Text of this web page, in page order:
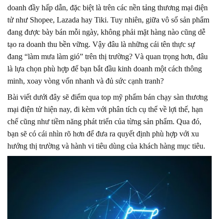
doanh đầy hấp dẫn, đặc biệt là trên các nền tảng thương mại điện
tử như Shopee, Lazada hay Tiki. Tuy nhiên, giữa vô số sản phẩm
đang được bày bán mỗi ngày, không phải mặt hàng nào cũng dễ
tạo ra doanh thu bền vững. Vậy đâu là những cái tên thực sự
đang “làm mưa làm gió” trên thị trường? Và quan trọng hơn, đâu
là lựa chọn phù hợp để bạn bắt đầu kinh doanh một cách thông
minh, xoay vòng vốn nhanh và đủ sức cạnh tranh?
Bài viết dưới đây sẽ điểm qua top mỹ phẩm bán chạy sàn thương
mại điện tử hiện nay, đi kèm với phân tích cụ thể về lợi thế, hạn
chế cũng như tiềm năng phát triển của từng sản phẩm. Qua đó,
bạn sẽ có cái nhìn rõ hơn để đưa ra quyết định phù hợp với xu
hướng thị trường và hành vi tiêu dùng của khách hàng mục tiêu.